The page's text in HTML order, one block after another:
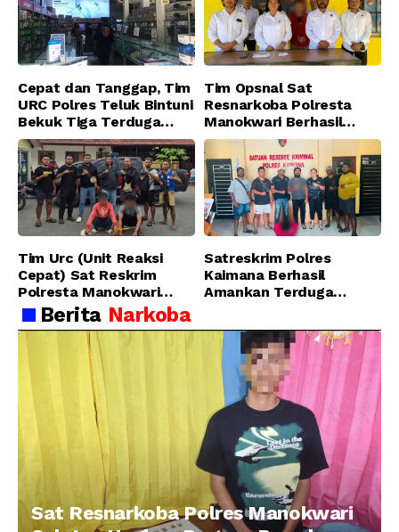
Cepat dan Tanggap, Tim
URC Polres Teluk Bintuni
Bekuk Tiga Terduga
Pelaku Pencurian di SMA
Sanawesen
Tim Opsnal Sat
Resnarkoba Polresta
Manokwari Berhasil
Ungkap Kasus Tindak
Pidana Narkotika
Golongan I Jenis Shabu
di SP 4 Distrik Prafi kab.
Manokwari
Tim Urc (Unit Reaksi
Cepat) Sat Reskrim
Polresta Manokwari
Berhasil Tangkap 2
Pelaku Pengeroyokan di
Taman Ria kab.
Manokwari
Satreskrim Polres
Kaimana Berhasil
Amankan Terduga
Menggunakan Senjata
Tajam
Berita Narkoba
Sat Resnarkoba Polres Manokwari